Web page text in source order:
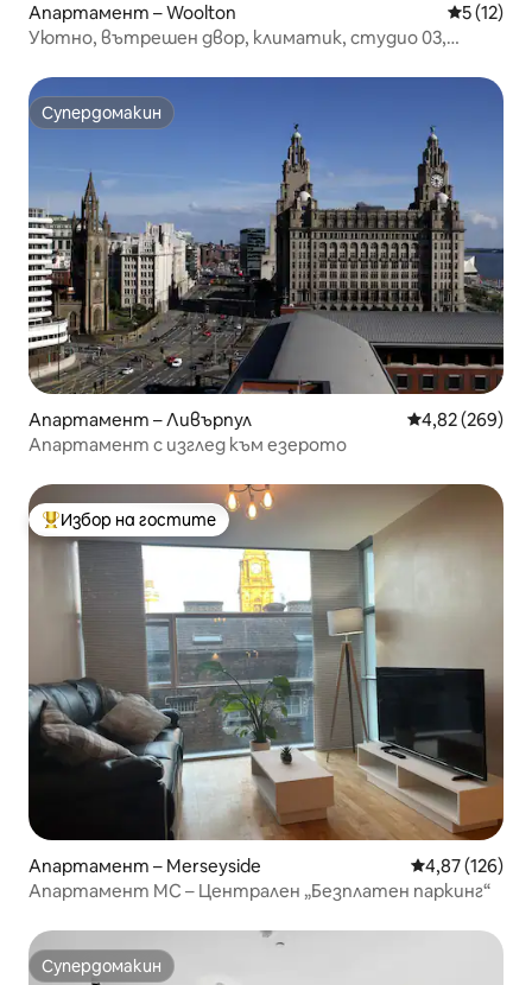
Апартамент – Woolton Средна
5 (12)
Уютно, вътрешен двор, климатик, студио 03,
Супердомакин
Супердомакин
Апартамент – Ливърпул Средна
4,82 (269)
Апартамент с изглед към езерото
Най-популярен избор на гостите
Избор на гостите
Апартамент – Merseyside Средна
4,87 (126)
Апартамент MC – Централен „Безплатен паркинг“
Супердомакин
Супердомакин